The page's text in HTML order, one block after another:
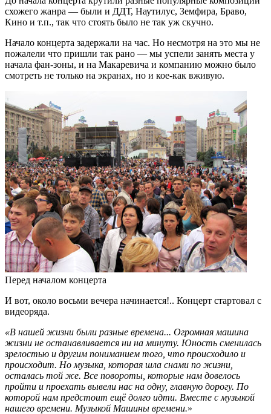
схожего жанра — были и ДДТ, Наутилус, Земфира, Браво,
Кино и т.п., так что стоять было не так уж скучно.
Начало концерта задержали на час. Но несмотря на это мы не
пожалели что пришли так рано — мы успели занять места у
начала фан-зоны, и на Макаревича и компанию можно было
смотреть не только на экранах, но и кое-как вживую.
Перед началом концерта
И вот, около восьми вечера начинается!.. Концерт стартовал с
видеоряда.
«В нашей жизни были разные времена... Огромная машина
жизни не останавливается ни на минуту. Юность сменилась
зрелостью и другим пониманием того, что происходило и
происходит. Но музыка, которая шла снами по жизни,
осталась той же. Все повороты, которые нам довелось
пройти и проехать вывели нас на одну, главную дорогу. По
которой нам предстоит ещё долго идти. Вместе с музыкой
нашего времени. Музыкой Машины времени.»